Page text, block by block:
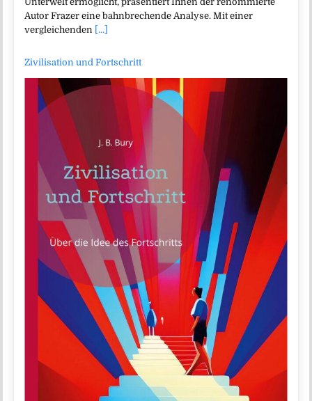
Autor Frazer eine bahnbrechende Analyse. Mit einer
vergleichenden [...]
Zivilisation und Fortschritt